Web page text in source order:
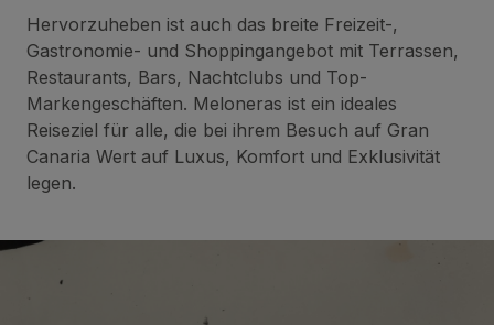
Hervorzuheben ist auch das breite Freizeit-,
Gastronomie- und Shoppingangebot mit Terrassen,
Restaurants, Bars, Nachtclubs und Top-
Markengeschäften. Meloneras ist ein ideales
Reiseziel für alle, die bei ihrem Besuch auf Gran
Canaria Wert auf Luxus, Komfort und Exklusivität
legen.